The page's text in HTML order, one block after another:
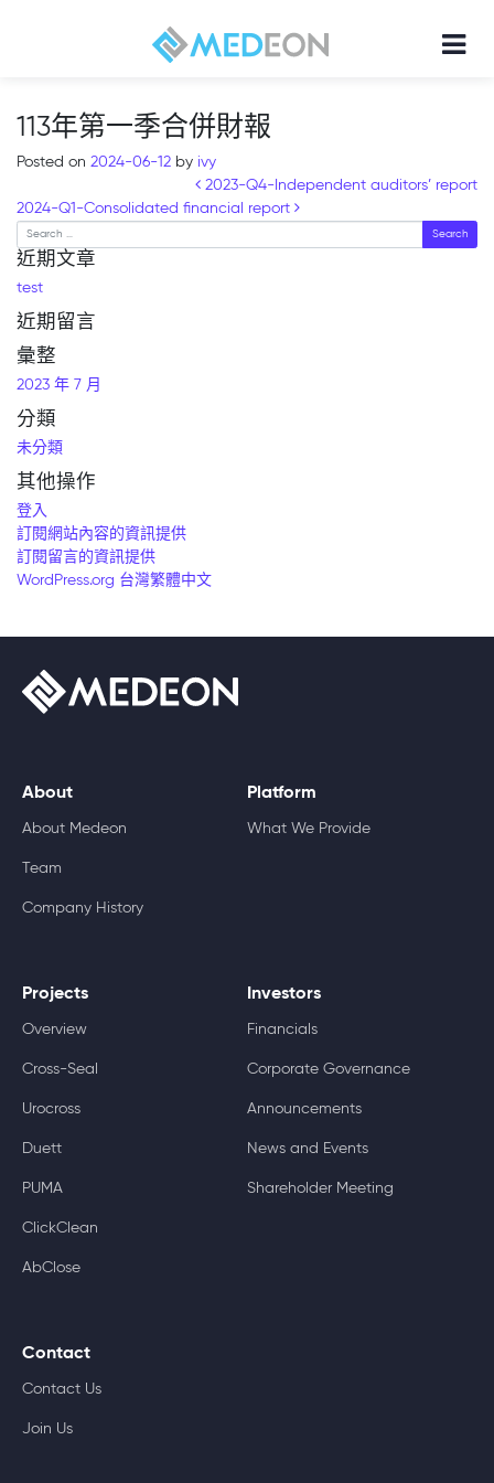
113年第一季合併財報
Posted on 2024-06-12 by ivy
2023-Q4-Independent auditors’ report
2024-Q1-Consolidated financial report
Search
近期文章
test
近期留言
彙整
2023 年 7 月
分類
未分類
其他操作
登入
訂閱網站內容的資訊提供
訂閱留言的資訊提供
WordPress.org 台灣繁體中文
About
About Medeon
Team
Company History
Platform
What We Provide
Projects
Overview
Cross-Seal
Urocross
Duett
PUMA
ClickClean
AbClose
Investors
Financials
Corporate Governance
Announcements
News and Events
Shareholder Meeting
Contact
Contact Us
Join Us